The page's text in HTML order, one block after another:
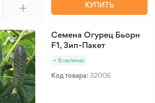
КУПИТЬ
Семена Огурец Бьорн
F1, Зип-Пакет
В наличии
Код товара: 32006